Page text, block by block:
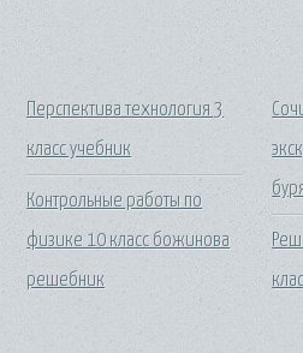
Перспектива технология 3
класс учебник
Контрольные работы по
физике 10 класс божинова
решебник